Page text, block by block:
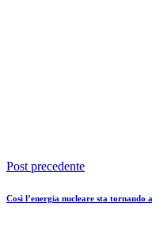
Post precedente
Così l’energia nucleare sta